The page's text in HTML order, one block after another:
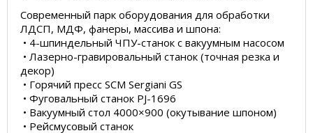
Современный парк оборудования для обработки
ЛДСП, МДФ, фанеры, массива и шпона:
• 4-шпиндельный ЧПУ-станок с вакуумным насосом
• Лазерно-гравировальный станок (точная резка и
декор)
• Горячий пресс SCM Sergiani GS
• Фуговальный станок РЈ-1696
• Вакуумный стол 4000×900 (окутывание шпоном)
• Рейсмусовый станок